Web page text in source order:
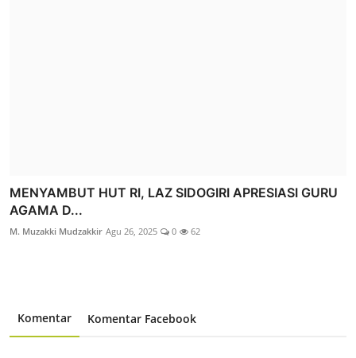
MENYAMBUT HUT RI, LAZ SIDOGIRI APRESIASI GURU
AGAMA D...
M. Muzakki Mudzakkir Agu 26, 2025 0 62
Komentar Komentar Facebook